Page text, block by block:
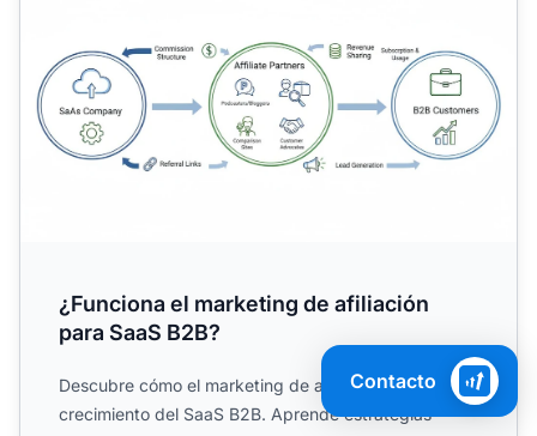
¿Funciona el marketing de afiliación
para SaaS B2B?
Descubre cómo el marketing de afiliación impulsa el
crecimiento del SaaS B2B. Aprende estrategias
Contacto